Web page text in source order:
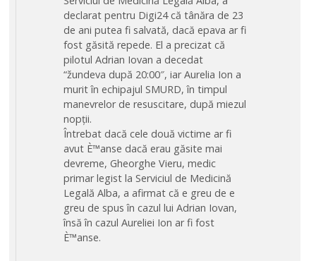
declarat pentru Digi24 că tânăra de 23
de ani putea fi salvată, dacă epava ar fi
fost găsită repede. El a precizat că
pilotul Adrian Iovan a decedat
“žundeva după 20:00″, iar Aurelia Ion a
murit în echipajul SMURD, în timpul
manevrelor de resuscitare, după miezul
nopții.
Întrebat dacă cele două victime ar fi
avut È™anse dacă erau găsite mai
devreme, Gheorghe Vieru, medic
primar legist la Serviciul de Medicină
Legală Alba, a afirmat că e greu de e
greu de spus în cazul lui Adrian Iovan,
însă în cazul Aureliei Ion ar fi fost
È™anse.